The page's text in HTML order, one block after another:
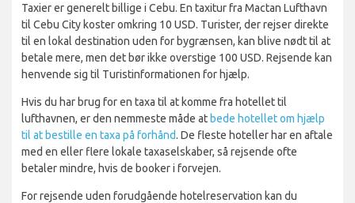
Taxier er generelt billige i Cebu. En taxitur fra Mactan Lufthavn
til Cebu City koster omkring 10 USD. Turister, der rejser direkte
til en lokal destination uden for bygrænsen, kan blive nødt til at
betale mere, men det bør ikke overstige 100 USD. Rejsende kan
henvende sig til Turistinformationen for hjælp.
Hvis du har brug for en taxa til at komme fra hotellet til
lufthavnen, er den nemmeste måde at bede hotellet om hjælp
til at bestille en taxa på forhånd. De fleste hoteller har en aftale
med en eller flere lokale taxaselskaber, så rejsende ofte
betaler mindre, hvis de booker i forvejen.
For rejsende uden forudgående hotelreservation kan du